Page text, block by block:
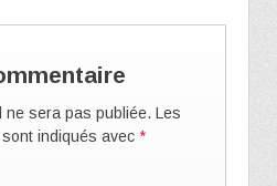
ne sera pas publiée. Les
indiqués avec *